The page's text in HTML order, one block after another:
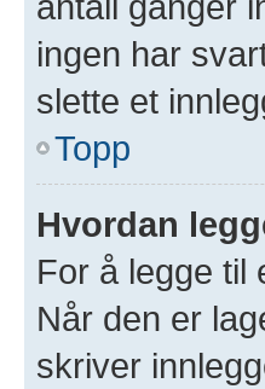
ingen har
slette et
Topp
Hvordan
For å legge til
Når den er
skriver